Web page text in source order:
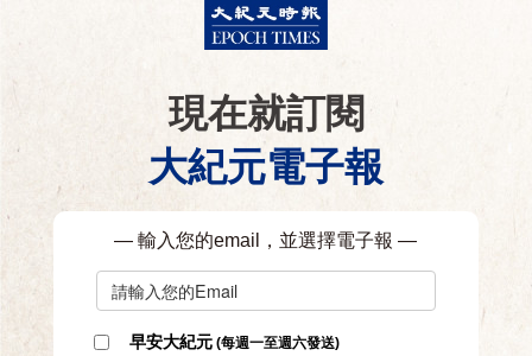
現在就訂閱
大紀元電子報
— 輸入您的email，並選擇電子報 —
早安大紀元 (每週一至週六發送)